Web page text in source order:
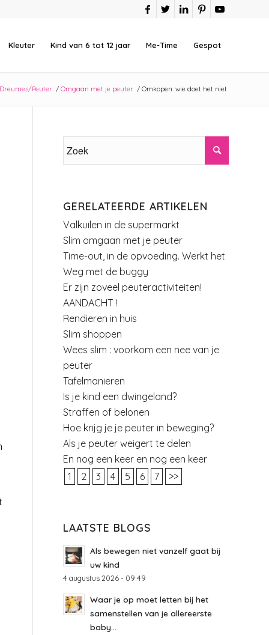
Kleuter Kind van 6 tot 12 jaar Me-Time Gespot
Dreumes/Peuter / Omgaan met je peuter / Omkopen: wie doet het niet
GERELATEERDE ARTIKELEN
Valkuilen in de supermarkt
Slim omgaan met je peuter
Time-out, in de opvoeding. Werkt het
Weg met de buggy
Er zijn zoveel peuteractiviteiten!
AANDACHT !
Rendieren in huis
Slim shoppen
Wees slim : voorkom een nee van je
peuter
Tafelmanieren
Is je kind een dwingeland?
Straffen of belonen
Hoe krijg je je peuter in beweging?
Als je peuter weigert te delen
En nog een keer en nog een keer
1
2 3 4 5 6 7 >>
LAATSTE BLOGS
Als bewegen niet vanzelf gaat bij
uw kind
4 augustus 2026 - 09:49
Waar je op moet letten bij het
samenstellen van je allereerste
baby...